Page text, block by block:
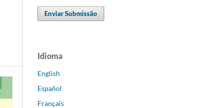
Enviar Submissão
Idioma
English
Español
Français